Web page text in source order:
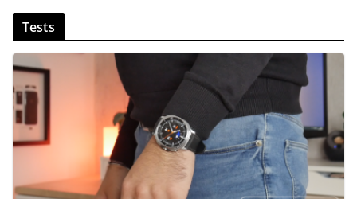
v
t
r
e
e
m
i
Tests